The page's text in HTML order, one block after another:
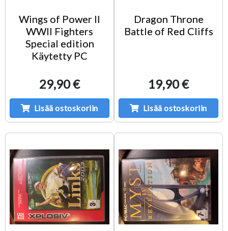
Wings of Power II
WWII Fighters
Special edition
Käytetty PC
29,90 €
Lisää ostoskoriin
Dragon Throne
Battle of Red Cliffs
19,90 €
Lisää ostoskoriin